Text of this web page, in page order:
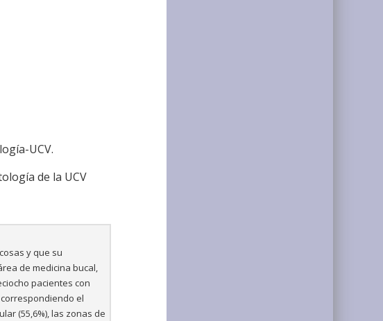
UCV.
de la UCV
y que su
de medicina bucal,
pacientes con
el
(55,6%), las zonas de